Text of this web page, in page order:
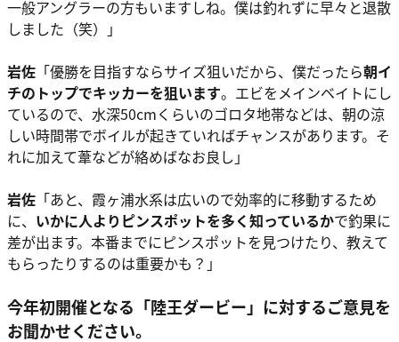
一般アングラーの方もいますしね。僕は釣れずに早々と退散
しました（笑）」
岩佐 「優勝を目指すならサイズ狙いだから、僕だったら朝イ
チのトップでキッカーを狙います。エビをメインベイトにし
ているので、水深50cmくらいのゴロタ地帯などは、朝の涼
しい時間帯でボイルが起きていればチャンスがあります。そ
れに加えて葦などが絡めばなお良し」
岩佐 「あと、霞ヶ浦水系は広いので効率的に移動するため
に、 いかに人よりピンスポットを多く知っているかで釣果に
差が出ます。本番までにピンスポットを見つけたり、教えて
もらったりするのは重要かも？」
今年初開催となる「陸王ダービー」に対するご意見を
お聞かせください。